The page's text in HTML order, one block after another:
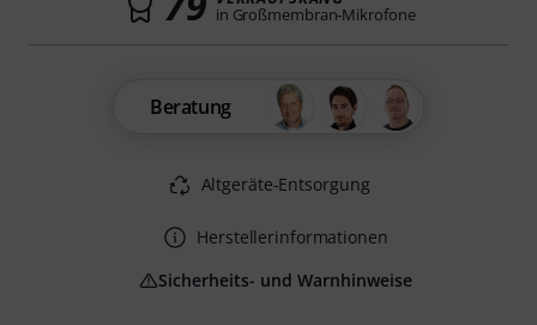
in Großmembran-Mikrofone
Beratung
Altgeräte-Entsorgung
Herstellerinformationen
Sicherheits- und Warnhinweise